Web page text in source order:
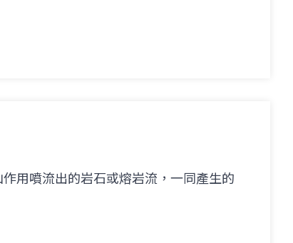
用噴流出的岩石或熔岩流，一同產生的